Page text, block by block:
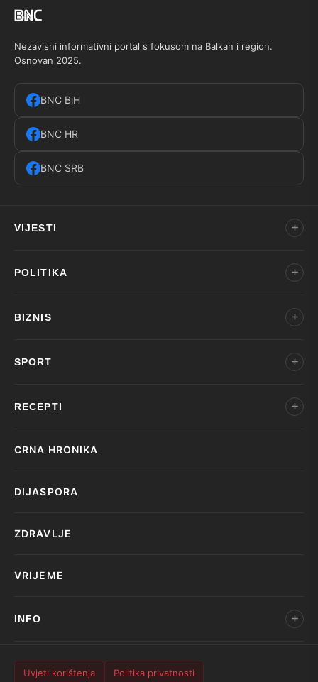
Nezavisni informativni portal s fokusom na Balkan i region.
Osnovan 2025.
BNC BiH
BNC HR
BNC SRB
VIJESTI
POLITIKA
BIZNIS
SPORT
RECEPTI
CRNA HRONIKA
DIJASPORA
ZDRAVLJE
VRIJEME
INFO
Uvjeti korištenja Politika privatnosti